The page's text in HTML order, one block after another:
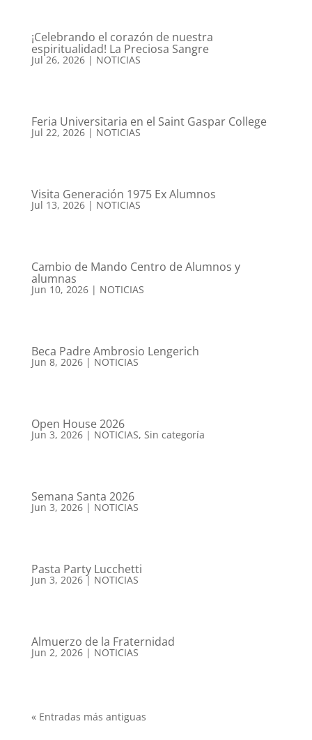
¡Celebrando el corazón de nuestra
espiritualidad! La Preciosa Sangre
Jul 26, 2026| NOTICIAS
Feria Universitaria en el Saint Gaspar College
Jul 22, 2026| NOTICIAS
Visita Generación 1975 Ex Alumnos
Jul 13, 2026| NOTICIAS
Cambio de Mando Centro de Alumnos y
alumnas
Jun 10, 2026| NOTICIAS
Beca Padre Ambrosio Lengerich
Jun 8, 2026| NOTICIAS
Open House 2026
Jun 3, 2026| NOTICIAS, Sin categoría
Semana Santa 2026
Jun 3, 2026| NOTICIAS
Pasta Party Lucchetti
Jun 3, 2026| NOTICIAS
Almuerzo de la Fraternidad
Jun 2, 2026| NOTICIAS
« Entradas más antiguas